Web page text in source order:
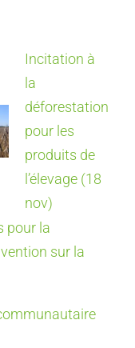
Incitation à
la
déforestation
pour les
produits de
l’élevage (18
nov)
pour la
sur la